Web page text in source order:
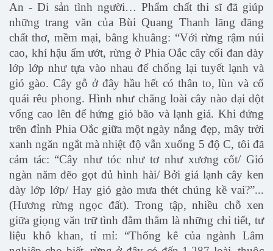
An - Di sản tình người… Phẩm chất thi sĩ đã giúp
những trang văn của Bùi Quang Thanh lãng đãng
chất thơ, mềm mại, bâng khuâng: “Với rừng rậm núi
cao, khí hậu ẩm ướt, rừng ở Phia Oắc cây cối đan dày
lớp lớp như tựa vào nhau để chống lại tuyết lạnh và
gió gào. Cây gỗ ở đây hầu hết có thân to, lùn và cổ
quái rêu phong. Hình như chẳng loài cây nào dại dột
vống cao lên để hứng gió bão và lạnh giá. Khi đứng
trên đỉnh Phia Oắc giữa một ngày nắng đẹp, mây trời
xanh ngăn ngắt mà nhiệt độ vẫn xuống 5 độ C, tôi đã
cảm tác: “Cây như tóc như tơ như xương cốt/ Gió
ngàn năm đẽo gọt đủ hình hài/ Bởi giá lạnh cây ken
dày lớp lớp/ Hay gió gào mưa thét chúng kề vai?”...
(Hương rừng ngọc đất). Trong tập, nhiều chỗ xen
giữa giọng văn trữ tình đằm thắm là những chi tiết, tư
liệu khô khan, tỉ mỉ: “Thống kê của ngành Lâm